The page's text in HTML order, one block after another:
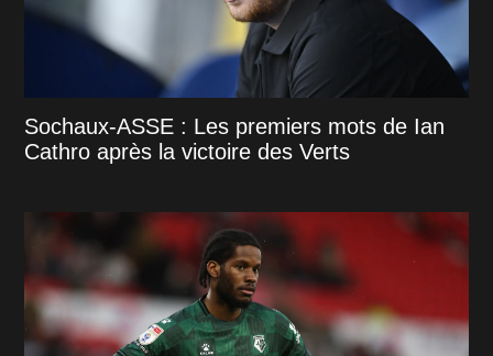
Sochaux-ASSE : Les premiers mots de Ian
Cathro après la victoire des Verts